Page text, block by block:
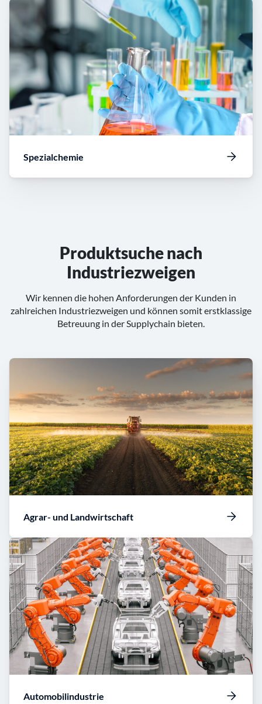
Spezialchemie
Produktsuche nach
Industriezweigen
Wir kennen die hohen Anforderungen der Kunden in
zahlreichen Industriezweigen und können somit erstklassige
Betreuung in der Supplychain bieten.
Agrar- und Landwirtschaft
Automobilindustrie